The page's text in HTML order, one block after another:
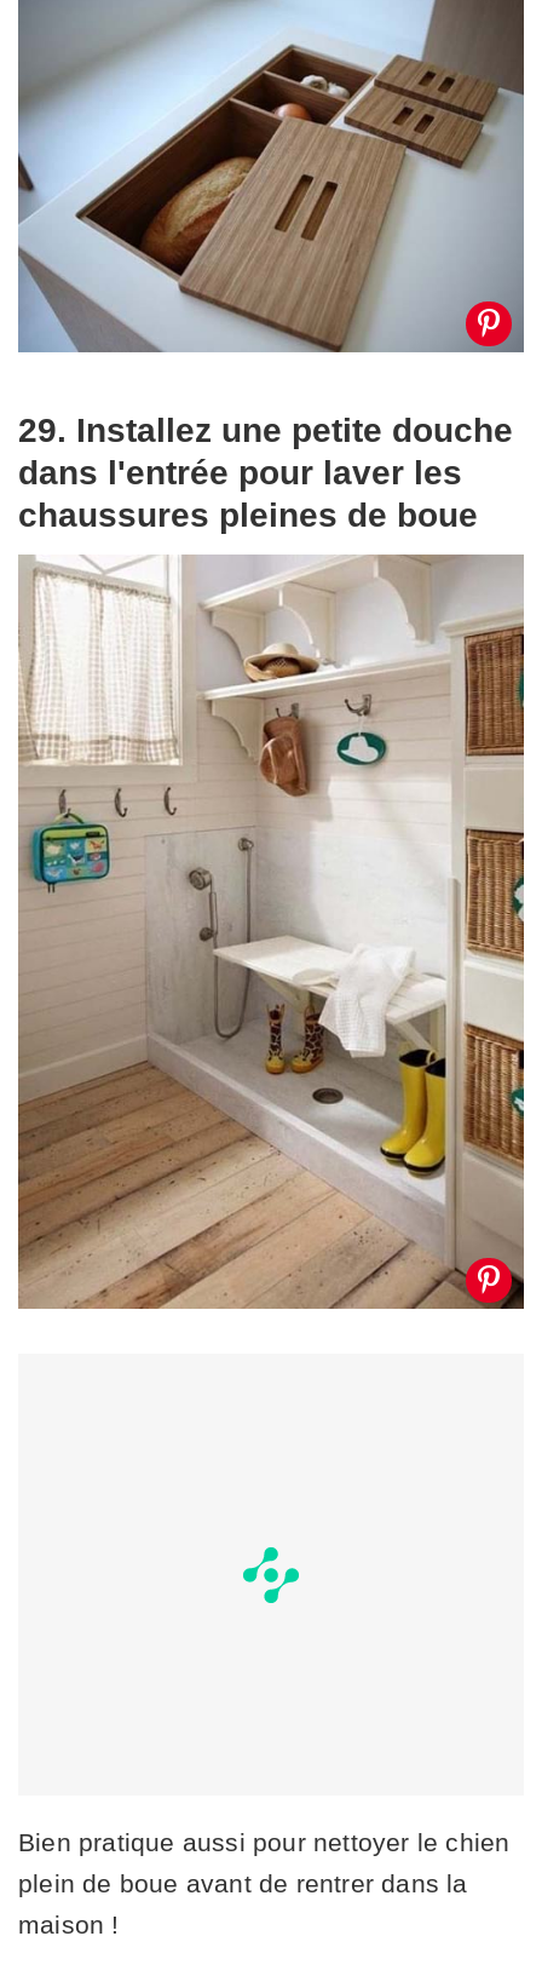
29. Installez une petite douche
dans l'entrée pour laver les
chaussures pleines de boue
Bien pratique aussi pour nettoyer le chien
plein de boue avant de rentrer dans la
maison !